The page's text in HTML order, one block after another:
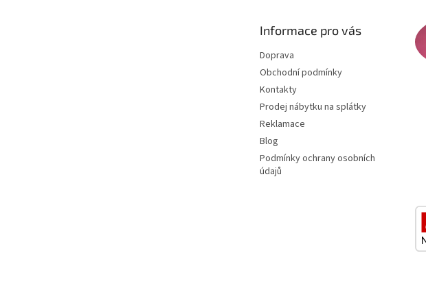
Informace pro vás
Doprava
Obchodní podmínky
Kontakty
Prodej nábytku na splátky
Reklamace
Blog
Podmínky ochrany osobních
údajů